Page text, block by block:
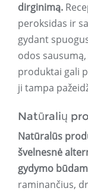
dirginimą.
peroksidas ir
gydant
odos
produktai gali
ji tampa
Natūralių
Natūralūs
švelnesnė
gydymo
raminančius,